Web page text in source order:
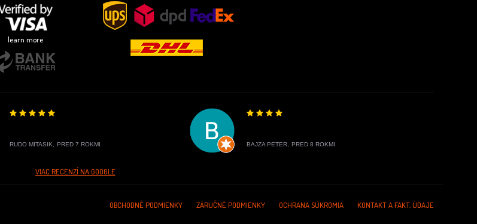
learn more
RUDO MITASIK, PRED 7 ROKMI BAJZA PETER, PRED 8 ROKMI
VIAC RECENZÍ NA GOOGLE
OBCHODNÉ PODMIENKY ZÁRUČNÉ PODMIENKY OCHRANA SÚKROMIA KONTAKT A FAKT. ÚDAJE